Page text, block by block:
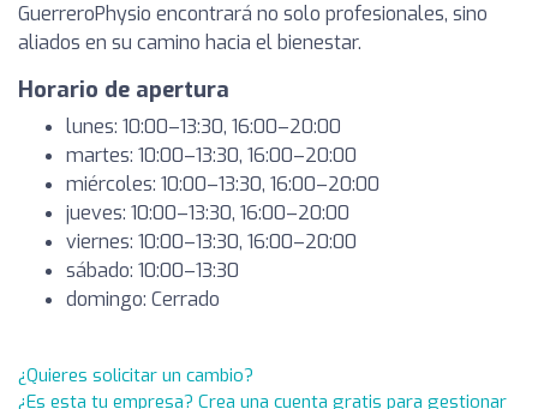
GuerreroPhysio encontrará no solo profesionales, sino
aliados en su camino hacia el bienestar.
Horario de apertura
lunes: 10:00–13:30, 16:00–20:00
martes: 10:00–13:30, 16:00–20:00
miércoles: 10:00–13:30, 16:00–20:00
jueves: 10:00–13:30, 16:00–20:00
viernes: 10:00–13:30, 16:00–20:00
sábado: 10:00–13:30
domingo: Cerrado
¿Quieres solicitar un cambio?
¿Es esta tu empresa? Crea una cuenta gratis para gestionar